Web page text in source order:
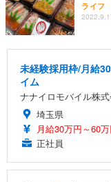
ライフ
未経験採用枠/月給
イム
ナナイロモバイル株
埼玉県
月給30万円～60
正社員